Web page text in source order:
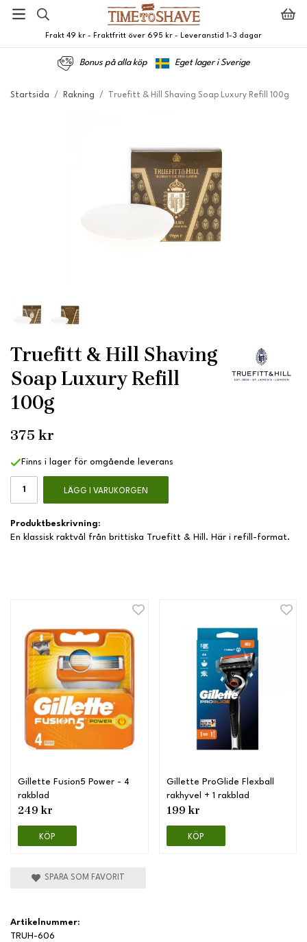
Frakt 49 kr - Fraktfritt över 695 kr - Leveranstid 1-3 dagar
Bonus på alla köp Eget lager i Sverige
Startsida / Rakning / Truefitt & Hill Shaving Soap Luxury Refill 100g
Truefitt & Hill Shaving
Soap Luxury Refill
100g
375 kr
Finns i lager för omgående leverans
LÄGG I VARUKORGEN
Produktbeskrivning:
En klassisk raktvål från brittiska Truefitt & Hill. Här i refill-format.
Gillette Fusion5 Power - 4
rakblad
249 kr
KÖP
Gillette ProGlide Flexball
rakhyvel + 1 rakblad
199 kr
KÖP
SPARA SOM FAVORIT
Artikelnummer:
TRUH-606